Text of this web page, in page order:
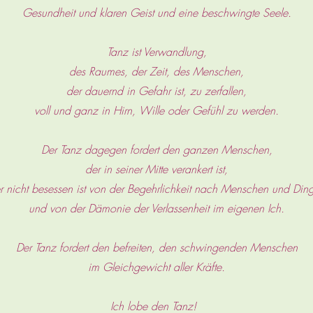
Gesundheit und klaren Geist und eine beschwingte Seele.
Tanz ist Verwandlung,
des Raumes, der Zeit, des Menschen,
der dauernd in Gefahr ist, zu zerfallen,
voll und ganz in Hirn, Wille oder Gefühl zu werden.
Der Tanz dagegen fordert den ganzen Menschen,
der in seiner Mitte verankert ist,
nicht besessen ist von der Begehrlichkeit nach Menschen und
und von der Dämonie der Verlassenheit im eigenen Ich.
Der Tanz fordert den befreiten, den schwingenden Menschen
im Gleichgewicht aller Kräfte.
Ich lobe den Tanz!